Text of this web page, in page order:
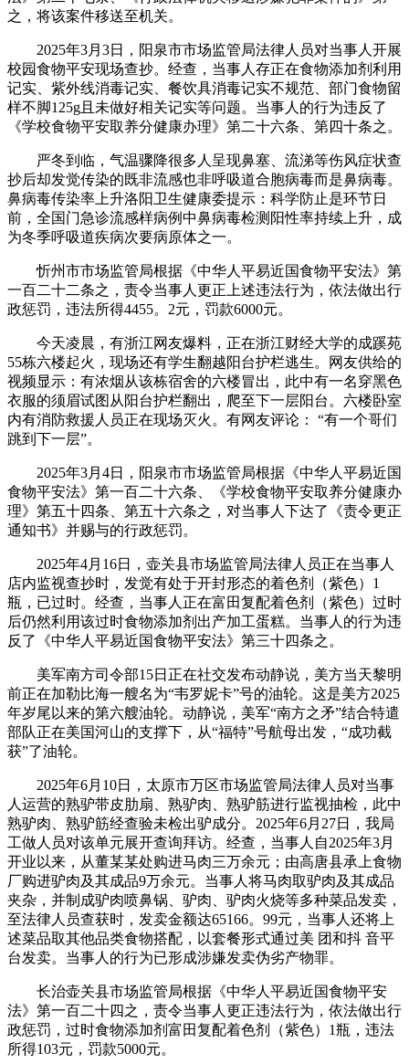
之，将该案件移送至机关。
2025年3月3日，阳泉市市场监管局法律人员对当事人开展
校园食物平安现场查抄。经查，当事人存正在食物添加剂利用
记实、紫外线消毒记实、餐饮具消毒记实不规范、部门食物留
样不脚125g且未做好相关记实等问题。当事人的行为违反了
《学校食物平安取养分健康办理》第二十六条、第四十条之。
严冬到临，气温骤降很多人呈现鼻塞、流涕等伤风症状查
抄后却发觉传染的既非流感也非呼吸道合胞病毒而是鼻病毒。
鼻病毒传染率上升洛阳卫生健康委提示：科学防止是环节日
前，全国门急诊流感样病例中鼻病毒检测阳性率持续上升，成
为冬季呼吸道疾病次要病原体之一。
忻州市市场监管局根据《中华人平易近国食物平安法》第
一百二十二条之，责令当事人更正上述违法行为，依法做出行
政惩罚，违法所得4455。2元，罚款6000元。
今天凌晨，有浙江网友爆料，正在浙江财经大学的成蹊苑
55栋六楼起火，现场还有学生翻越阳台护栏逃生。网友供给的
视频显示：有浓烟从该栋宿舍的六楼冒出，此中有一名穿黑色
衣服的须眉试图从阳台护栏翻出，爬至下一层阳台。六楼卧室
内有消防救援人员正在现场灭火。有网友评论： “有一个哥们
跳到下一层”。
2025年3月4日，阳泉市市场监管局根据《中华人平易近国
食物平安法》第一百二十六条、《学校食物平安取养分健康办
理》第五十四条、第五十六条之，对当事人下达了《责令更正
通知书》并赐与的行政惩罚。
2025年4月16日，壶关县市场监管局法律人员正在当事人
店内监视查抄时，发觉有处于开封形态的着色剂（紫色）1
瓶，已过时。经查，当事人正在富田复配着色剂（紫色）过时
后仍然利用该过时食物添加剂出产加工蛋糕。当事人的行为违
反了《中华人平易近国食物平安法》第三十四条之。
美军南方司令部15日正在社交发布动静说，美方当天黎明
前正在加勒比海一艘名为“韦罗妮卡”号的油轮。这是美方2025
年岁尾以来的第六艘油轮。动静说，美军“南方之矛”结合特遣
部队正在美国河山的支撑下，从“福特”号航母出发，“成功截
获”了油轮。
2025年6月10日，太原市万区市场监管局法律人员对当事
人运营的熟驴带皮肋扇、熟驴肉、熟驴筋进行监视抽检，此中
熟驴肉、熟驴筋经查验未检出驴成分。2025年6月27日，我局
工做人员对该单元展开查询拜访。经查，当事人自2025年3月
开业以来，从董某某处购进马肉三万余元；由高唐县承上食物
厂购进驴肉及其成品9万余元。当事人将马肉取驴肉及其成品
夹杂，并制成驴肉喷鼻锅、驴肉、驴肉火烧等多种菜品发卖，
至法律人员查获时，发卖金额达65166。99元，当事人还将上
述菜品取其他品类食物搭配，以套餐形式通过美 团和抖 音平
台发卖。当事人的行为已形成涉嫌发卖伪劣产物罪。
长治壶关县市场监管局根据《中华人平易近国食物平安
法》第一百二十四之，责令当事人更正违法行为，依法做出行
政惩罚，过时食物添加剂富田复配着色剂（紫色）1瓶，违法
所得103元，罚款5000元。